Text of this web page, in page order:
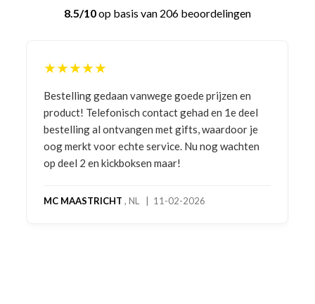
8.5/10op basis van 206 beoordelingen
★★★★★
Bestelling gedaan vanwege goede prijzen en
product! Telefonisch contact gehad en 1e deel
bestelling al ontvangen met gifts, waardoor je
oog merkt voor echte service. Nu nog wachten
op deel 2 en kickboksen maar!
MC MAASTRICHT , NL | 11-02-2026